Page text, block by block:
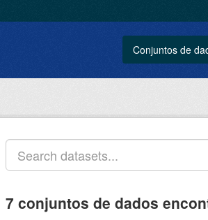
Conjuntos de
7 conjuntos de dados